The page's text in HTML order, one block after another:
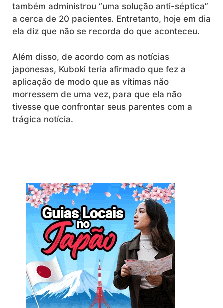
também administrou “uma solução anti-séptica”
a cerca de 20 pacientes. Entretanto, hoje em dia
ela diz que não se recorda do que aconteceu.
Além disso, de acordo com as notícias
japonesas, Kuboki teria afirmado que fez a
aplicação de modo que as vítimas não
morressem de uma vez, para que ela não
tivesse que confrontar seus parentes com a
trágica notícia.